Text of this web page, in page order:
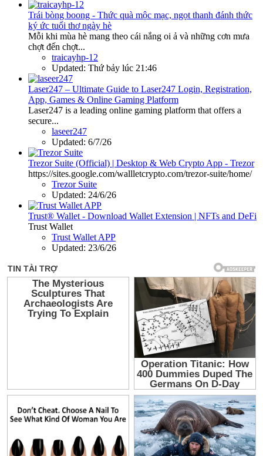
Trái bòng boong - Thức quà mộc mạc, ngọt thanh đánh thức
ký ức tuổi thơ ngày hè
Mỗi khi mùa hè mang theo cái nắng oi ả và những cơn mưa
chợt đến chợt...
traicayhp-12
Updated: Thứ bảy lúc 21:46
Laser247 – Ultimate Guide to Laser247 Login, Registration,
App, Games & Online Gaming Platform
Laser247 is a leading online gaming platform that offers a
secure...
laseer247
Updated: 6/7/26
Trezor Suite (Official) | Desktop & Web Crypto App - Trezor
https://sites.google.com/wallletcrypto.com/trezor-suite/home/
Trezor Suite
Updated: 24/6/26
Trust® Wallet - Download Wallet Extension | NFTs and DeFi
Trust Wallet
Trust Wallet APP
Updated: 23/6/26